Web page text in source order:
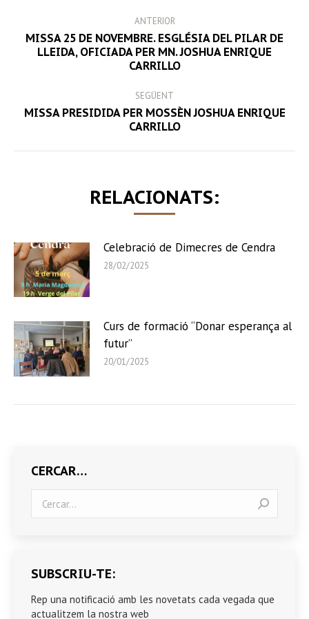
NAVIGATION
ANTERIOR
Previous
post:
MISSA 25 DE NOVEMBRE. ESGLÉSIA DEL PILAR DE
LLEIDA, OFICIADA PER MN. JOSHUA ENRIQUE
CARRILLO
SEGÜENT
Next
post:
MISSA PRESIDIDA PER MOSSÈN JOSHUA ENRIQUE
CARRILLO
RELACIONATS:
Celebració de Dimecres de Cendra
28/02/2025
Curs de formació “Donar esperança al
futur”
20/01/2025
CERCAR…
SUBSCRIU-TE:
Rep una notificació amb les novetats cada vegada que
actualitzem la nostra web